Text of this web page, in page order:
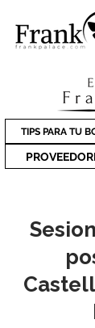
TIPS PARA TU